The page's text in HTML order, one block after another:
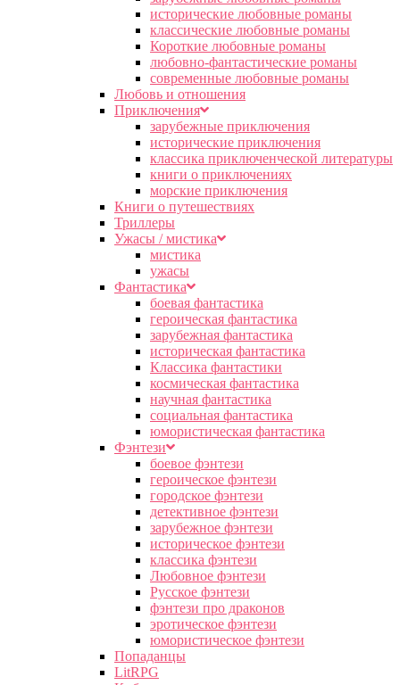
исторические любовные романы
классические любовные романы
Короткие любовные романы
любовно-фантастические романы
современные любовные романы
Любовь и отношения
Приключения
зарубежные приключения
исторические приключения
классика приключенческой литературы
книги о приключениях
морские приключения
Книги о путешествиях
Триллеры
Ужасы / мистика
мистика
ужасы
Фантастика
боевая фантастика
героическая фантастика
зарубежная фантастика
историческая фантастика
Классика фантастики
космическая фантастика
научная фантастика
социальная фантастика
юмористическая фантастика
Фэнтези
боевое фэнтези
героическое фэнтези
городское фэнтези
детективное фэнтези
зарубежное фэнтези
историческое фэнтези
классика фэнтези
Любовное фэнтези
Русское фэнтези
фэнтези про драконов
эротическое фэнтези
юмористическое фэнтези
Попаданцы
LitRPG